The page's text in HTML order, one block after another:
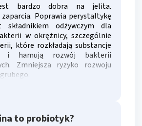
bardzo dobra na jelita.
Poprawia perystaltykę
odżywczym dla
w okrężnicy, szczególnie
które rozkładają substancje
i hamują rozwój bakterii
Zmniejsza ryzyko rozwoju
to probiotyk?